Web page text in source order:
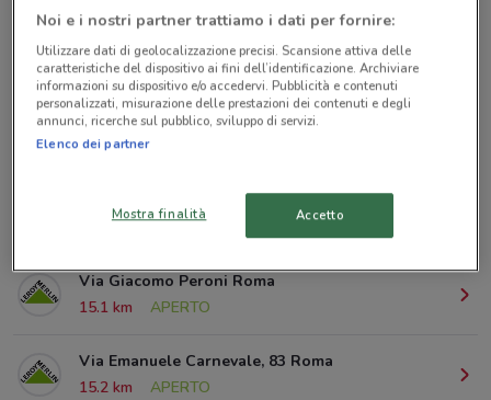
© MapTiler © OpenStreetMap contributors
Via Salaria, 665 Roma
4.3 km
APERTO
Via C. Redicicoli, 551 Roma
8.3 km
APERTO
Via Giacomo Peroni Roma
15.1 km
APERTO
Via Emanuele Carnevale, 83 Roma
15.2 km
APERTO
Noi e i nostri partner trattiamo i dati per fornire:
Utilizzare dati di geolocalizzazione precisi. Scansione attiva delle
caratteristiche del dispositivo ai fini dell’identificazione. Archiviare
informazioni su dispositivo e/o accedervi. Pubblicità e contenuti
personalizzati, misurazione delle prestazioni dei contenuti e degli
annunci, ricerche sul pubblico, sviluppo di servizi.
Elenco dei partner
Mostra finalità Accetto